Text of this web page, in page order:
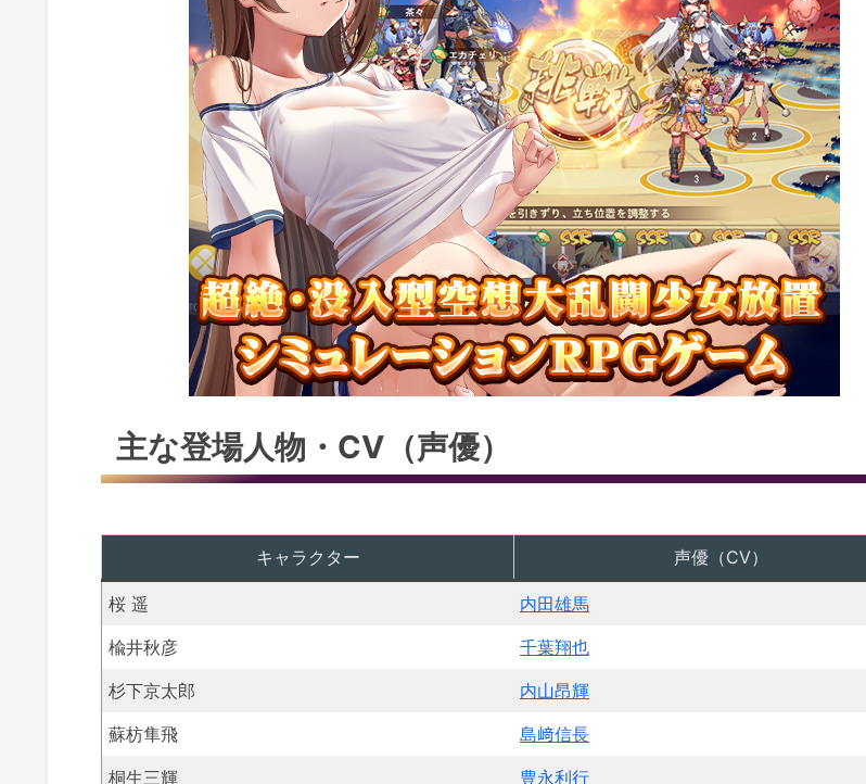
主な登場人物・CV（声優）
キャラクター 声優（CV）
桜 遥
内田雄馬
楡井秋彦
千葉翔也
杉下京太郎
内山昂輝
蘇枋隼飛
島﨑信長
桐生三輝
豊永利行